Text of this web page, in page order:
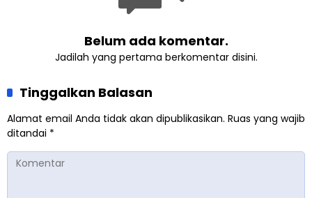
Belum ada komentar.
Jadilah yang pertama berkomentar disini.
Tinggalkan Balasan
Alamat email Anda tidak akan dipublikasikan. Ruas yang wajib
ditandai *